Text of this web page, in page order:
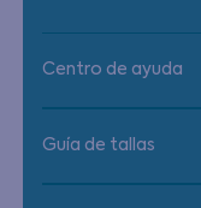
Centro de ayuda
Guía de tallas